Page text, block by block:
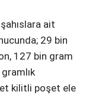
ait
29 bin
127 bin gram
kilitli poşet ele